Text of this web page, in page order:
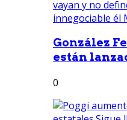
González
están
0